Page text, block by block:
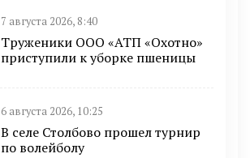
7 августа 2026, 8:40
Труженики ООО «АТП «Охотно»
приступили к уборке пшеницы
6 августа 2026, 10:25
В селе Столбово прошел турнир
по волейболу